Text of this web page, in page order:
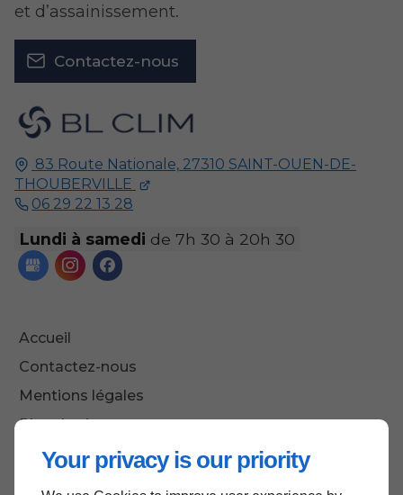
Your privacy is our priority
83 Route Nationale, 27310 SAINT-OUEN-DE-
THOUBERVILLE
06 29 22 13 28
Lundi à samedi de 7h 30 à 20h 30
Accueil
Contactez-nous
Mentions légales
Plan du site
et d’assainissement.
Contactez-nous